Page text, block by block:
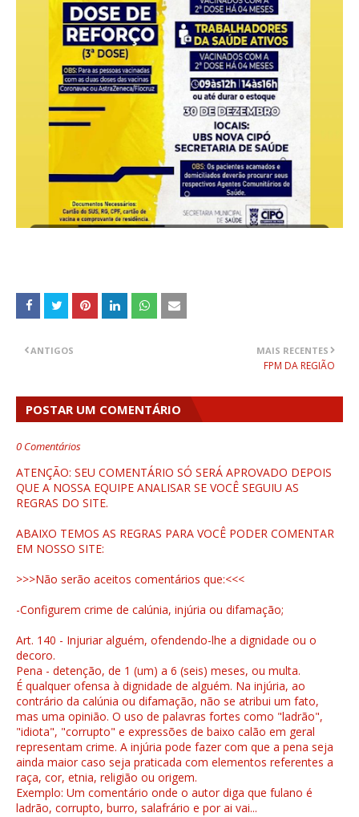
MAIS RECENTES
FPM DA REGIÃO
ANTIGOS
POSTAR UM COMENTÁRIO
0 Comentários
ATENÇÃO: SEU COMENTÁRIO SÓ SERÁ APROVADO DEPOIS
QUE A NOSSA EQUIPE ANALISAR SE VOCÊ SEGUIU AS
REGRAS DO SITE.
ABAIXO TEMOS AS REGRAS PARA VOCÊ PODER COMENTAR
EM NOSSO SITE:
>>>Não serão aceitos comentários que:<<<
-Configurem crime de calúnia, injúria ou difamação;
Art. 140 - Injuriar alguém, ofendendo-lhe a dignidade ou o
decoro.
Pena - detenção, de 1 (um) a 6 (seis) meses, ou multa.
É qualquer ofensa à dignidade de alguém. Na injúria, ao
contrário da calúnia ou difamação, não se atribui um fato,
mas uma opinião. O uso de palavras fortes como "ladrão",
"idiota", "corrupto" e expressões de baixo calão em geral
representam crime. A injúria pode fazer com que a pena seja
ainda maior caso seja praticada com elementos referentes a
raça, cor, etnia, religião ou origem.
Exemplo: Um comentário onde o autor diga que fulano é
ladrão, corrupto, burro, salafrário e por ai vai...